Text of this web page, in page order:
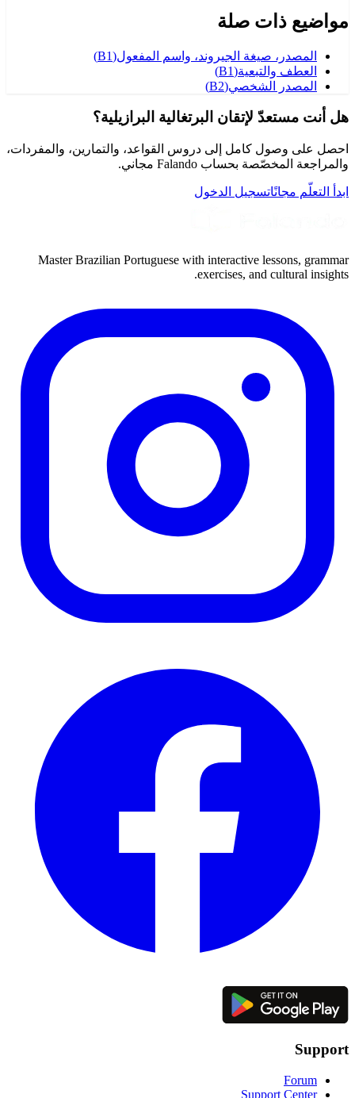
مواضيع ذات صلة
المصدر، صيغة الجيروند، واسم المفعول(
B1
)
العطف والتبعية(
B1
)
المصدر الشخصي(
B2
)
هل أنت مستعدّ لإتقان البرتغالية البرازيلية؟
احصل على وصول كامل إلى دروس القواعد، والتمارين، والمفردات،
والمراجعة المخصّصة بحساب Falando مجاني.
ابدأ التعلّم مجانًاتسجيل الدخول
Master Brazilian Portuguese with interactive lessons, grammar
exercises, and cultural insights.
Support
Forum
Support Center